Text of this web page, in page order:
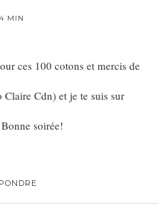
MIN
ces 100 cotons et mercis de
Claire Cdn) et je te suis sur
soirée!